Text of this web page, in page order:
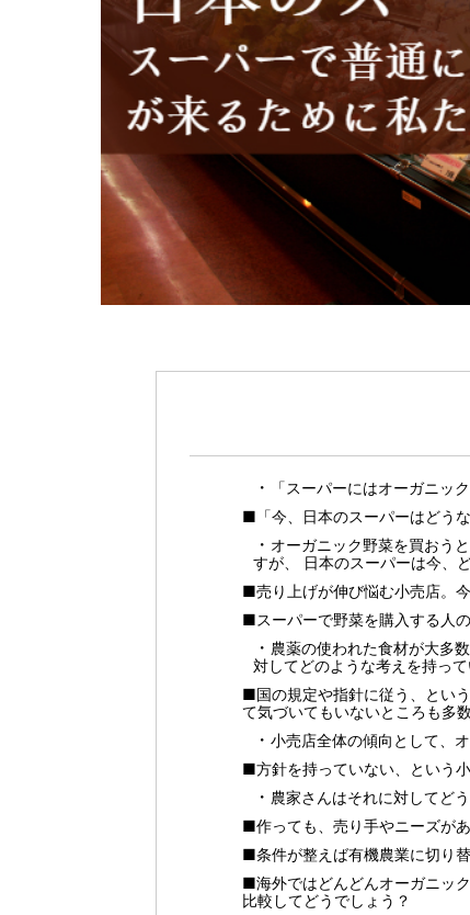
「スーパーにはオーガニッ
■「今、日本のスーパーはどうな
オーガニック野菜を買おう
すが、 日本のスーパーは今、
■売り上げが伸び悩む小売店。
■スーパーで野菜を購入する人
農薬の使われた食材が大多
対してどのような考えを持っ
■国の規定や指針に従う、とい
て気づいてもいないところも多数
小売店全体の傾向として、
■方針を持っていない、という
農家さんはそれに対してど
■作っても、売り手やニーズが
■条件が整えば有機農業に切り
■海外ではどんどんオーガニッ
比較してどうでしょう？